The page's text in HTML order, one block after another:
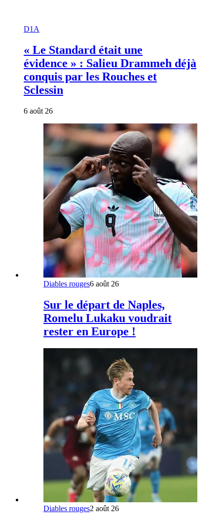
D1A
« Le Standard était une
évidence » : Salieu Drammeh déjà
conquis par les Rouches et
Sclessin
6 août 26
Diables rouges6 août 26
Sur le départ de Naples,
Romelu Lukaku voudrait
rester en Europe !
Diables rouges2 août 26